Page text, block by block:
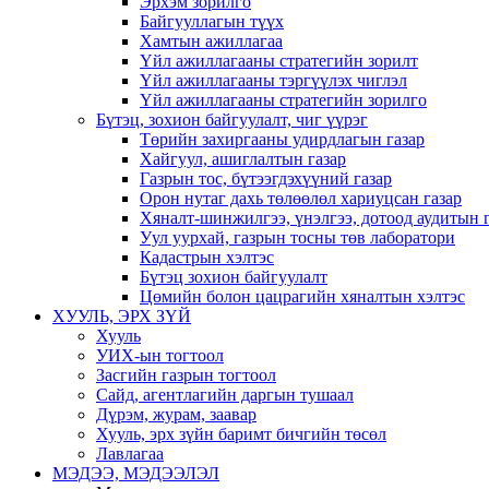
Байгууллагын түүх
Хамтын ажиллагаа
Үйл ажиллагааны стратегийн зорилт
Үйл ажиллагааны тэргүүлэх чиглэл
Үйл ажиллагааны стратегийн зорилго
Бүтэц, зохион байгуулалт, чиг үүрэг
Төрийн захиргааны удирдлагын газар
Хайгуул, ашиглалтын газар
Газрын тос, бүтээгдэхүүний газар
Орон нутаг дахь төлөөлөл хариуцсан газар
Хяналт-шинжилгээ, үнэлгээ, дотоод аудитын
Уул уурхай, газрын тосны төв лаборатори
Кадастрын хэлтэс
Бүтэц зохион байгуулалт
Цөмийн болон цацрагийн хяналтын хэлтэс
ХУУЛЬ, ЭРХ ЗҮЙ
Хууль
УИХ-ын тогтоол
Засгийн газрын тогтоол
Сайд, агентлагийн даргын тушаал
Дүрэм, журам, заавар
Хууль, эрх зүйн баримт бичгийн төсөл
Лавлагаа
МЭДЭЭ, МЭДЭЭЛЭЛ